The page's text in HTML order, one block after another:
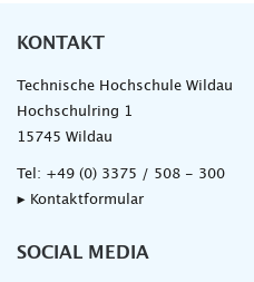
KONTAKT
Technische Hochschule Wildau
Hochschulring 1
15745 Wildau
Tel: +49 (0) 3375 / 508 - 300
▸ Kontaktformular
SOCIAL MEDIA